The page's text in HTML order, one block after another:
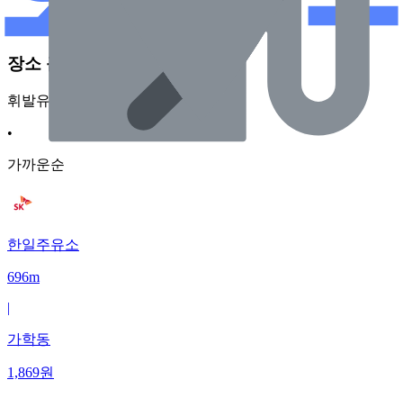
장소 근처 주유소
휘발유
•
가까운순
한일주유소
696m
|
가학동
1,869원